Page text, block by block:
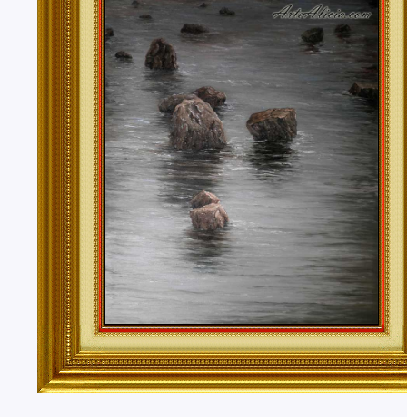
Valencia, Valladolid, Vizcaya, Zamora, Zaragoza.
También realizo envíos de mis cuadros o pinturas
lugares del mundo como pueden ser Estados Unidos,
Alemania, Gran Bretaña, Francia, Argentina, Italia...